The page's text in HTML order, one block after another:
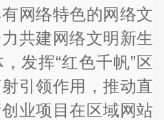
网络特色的网络文
共建网络文明新生
发挥“红色千帆”区
引领作用，推动直
业项目在区域网站